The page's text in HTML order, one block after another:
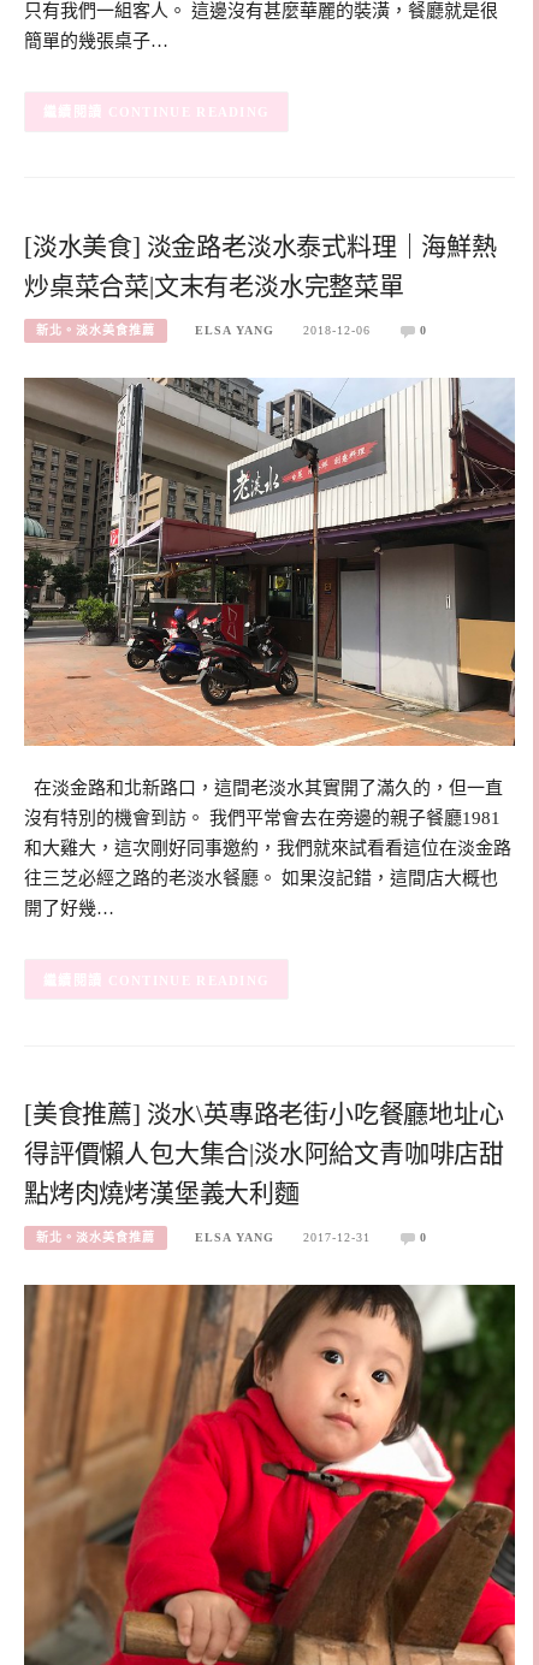
只有我們一組客人。 這邊沒有甚麼華麗的裝潢，餐廳就是很
簡單的幾張桌子…
CONTINUE READING
[淡水美食] 淡金路老淡水泰式料理｜海鮮熱
炒桌菜合菜|文末有老淡水完整菜單
新北。淡水美食推薦 ELSA YANG 2018-12-06 0
在淡金路和北新路口，這間老淡水其實開了滿久的，但一直
沒有特別的機會到訪。 我們平常會去在旁邊的親子餐廳1981
和大雞大，這次剛好同事邀約，我們就來試看看這位在淡金路
往三芝必經之路的老淡水餐廳。 如果沒記錯，這間店大概也
開了好幾…
CONTINUE READING
[美食推薦] 淡水\英專路老街小吃餐廳地址心
得評價懶人包大集合|淡水阿給文青咖啡店甜
點烤肉燒烤漢堡義大利麵
新北。淡水美食推薦 ELSA YANG 2017-12-31 0